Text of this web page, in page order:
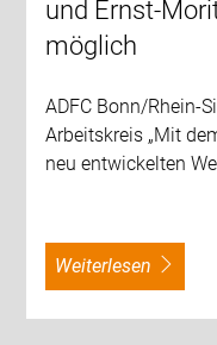
und Ernst-
möglich
ADFC Bonn/Rhein-
Arbeitskreis „Mit
neu entwickelten
weiterlesen